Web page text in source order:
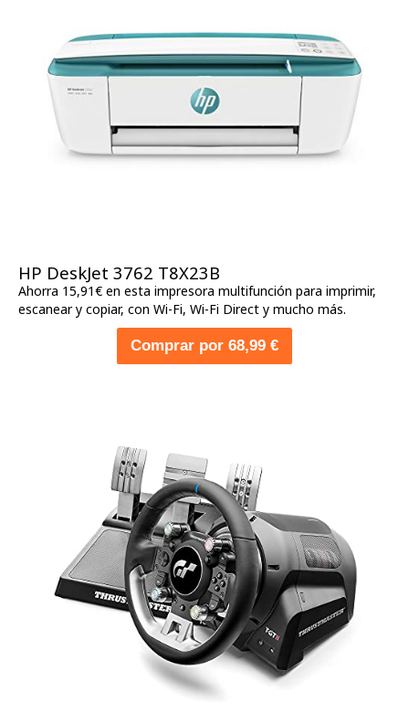
HP DeskJet 3762 T8X23B
Ahorra 15,91€ en esta impresora multifunción para imprimir,
escanear y copiar, con Wi-Fi, Wi-Fi Direct y mucho más.
Comprar por 68,99 €